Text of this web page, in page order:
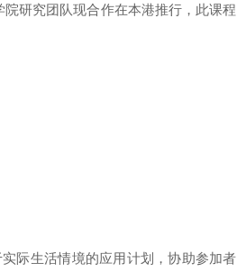
研究团队现合作在本港推行，此课程
际生活情境的应用计划，协助参加者